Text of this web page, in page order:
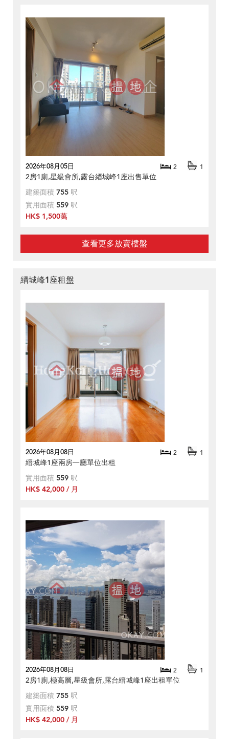
2026年08月05日 2 1
2房1廁,星級會所,露台縉城峰1座出售單位
建築面積 755 呎
實用面積 559 呎
HK$ 1,500萬
查看更多放賣樓盤
縉城峰1座租盤
2026年08月08日 2 1
縉城峰1座兩房一廳單位出租
實用面積 559 呎
HK$ 42,000 / 月
2026年08月08日 2 1
2房1廁,極高層,星級會所,露台縉城峰1座出租單位
建築面積 755 呎
實用面積 559 呎
HK$ 42,000 / 月